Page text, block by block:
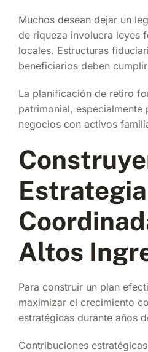
Muchos desean dejar un
de riqueza involucra leyes
locales. Estructuras
beneficiarios deben
La planificación de retiro
patrimonial, especialmente
negocios con activos
Estrategia
Altos
Para construir un plan
maximizar el crecimiento
estratégicas durante años
Contribuciones